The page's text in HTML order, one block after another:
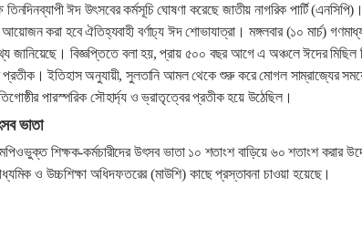
ঈদ উৎসবের কর্মসূচি ঘোষণা করেছে জাতীয় নাগরিক পার্টি
করা হবে ঐতিহ্যবাহী বর্ণাঢ্য ঈদ শোভাযাত্রা। মঙ্গলবার (১০ মার্চ)
জানিয়েছে। বিজ্ঞপ্তিতে বলা হয়, প্রায় ৫০০ বছর আগে এ অঞ্চলে ঈদের মিছিল
ইতিহাস অনুযায়ী, সুলতানি আমল থেকে শুরু করে মোগল সাম্রাজ্যের
পারস্পরিক সৌহার্দ্য ও ভ্রাতৃত্বের প্রতীক হয়ে উঠেছিল।
ভাতা
এমপিওভুক্ত শিক্ষক-কর্মচারীদের উৎসব ভাতা ১০ শতাংশ বাড়িয়ে ৬০ শতাংশ করার
ও উচ্চশিক্ষা অধিদফতরের (মাউশি) কাছে প্রস্তাবনা চাওয়া হয়েছে।